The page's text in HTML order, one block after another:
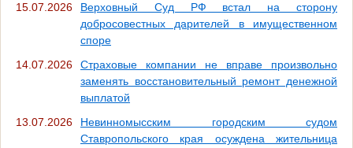
15.07.2026
Верховный Суд РФ встал на сторону
добросовестных дарителей в имущественном
споре
14.07.2026
Страховые компании не вправе произвольно
заменять восстановительный ремонт денежной
выплатой
13.07.2026
Невинномысским городским судом
Ставропольского края осуждена жительница